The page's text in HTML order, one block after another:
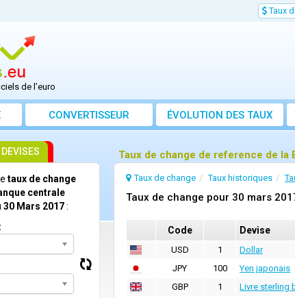
Taux
de l’euro
CONVERTISSEUR ÉVOLUTION DES TAUX
Taux de change de reference de la
Taux de change Taux historiques
Taux de change pour 30 mars
Code Devise
USD 1 Dollar
JPY
100 Yen japonais
GBP
1 Livre sterling
taux de change
centrale
30 Mars 2017: